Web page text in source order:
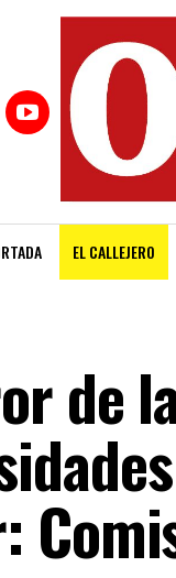
EL CALLEJERO
de